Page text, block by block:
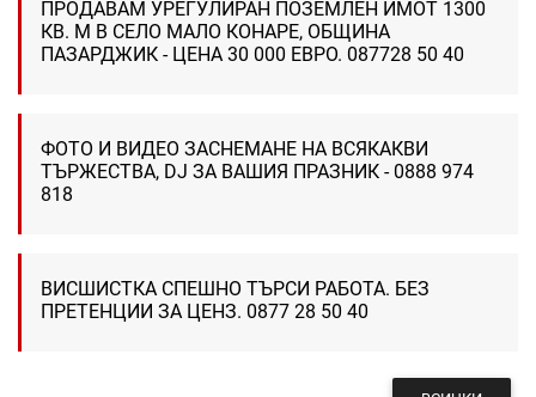
ПРОДАВАМ УРЕГУЛИРАН ПОЗЕМЛЕН ИМОТ 1300
КВ. М В СЕЛО МАЛО КОНАРЕ, ОБЩИНА
ПАЗАРДЖИК - ЦЕНА 30 000 ЕВРО. 087728 50 40
ФОТО И ВИДЕО ЗАСНЕМАНЕ НА ВСЯКАКВИ
ТЪРЖЕСТВА, DJ ЗА ВАШИЯ ПРАЗНИК - 0888 974
818
ВИСШИСТКА СПЕШНО ТЪРСИ РАБОТА. БЕЗ
ПРЕТЕНЦИИ ЗА ЦЕНЗ. 0877 28 50 40